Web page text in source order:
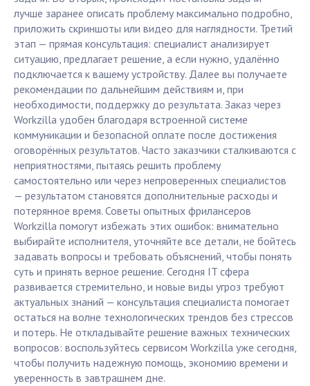
лучше заранее описать проблему максимально подробно,
приложить скриншоты или видео для наглядности. Третий
этап — прямая консультация: специалист анализирует
ситуацию, предлагает решение, а если нужно, удалённо
подключается к вашему устройству. Далее вы получаете
рекомендации по дальнейшим действиям и, при
необходимости, поддержку до результата. Заказ через
Workzilla удобен благодаря встроенной системе
коммуникации и безопасной оплате после достижения
оговорённых результатов. Часто заказчики сталкиваются с
неприятностями, пытаясь решить проблему
самостоятельно или через непроверенных специалистов
— результатом становятся дополнительные расходы и
потерянное время. Советы опытных фрилансеров
Workzilla помогут избежать этих ошибок: внимательно
выбирайте исполнителя, уточняйте все детали, не бойтесь
задавать вопросы и требовать объяснений, чтобы понять
суть и принять верное решение. Сегодня IT сфера
развивается стремительно, и новые виды угроз требуют
актуальных знаний — консультация специалиста помогает
остаться на волне технологических трендов без стрессов
и потерь. Не откладывайте решение важных технических
вопросов: воспользуйтесь сервисом Workzilla уже сегодня,
чтобы получить надежную помощь, экономию времени и
уверенность в завтрашнем дне.